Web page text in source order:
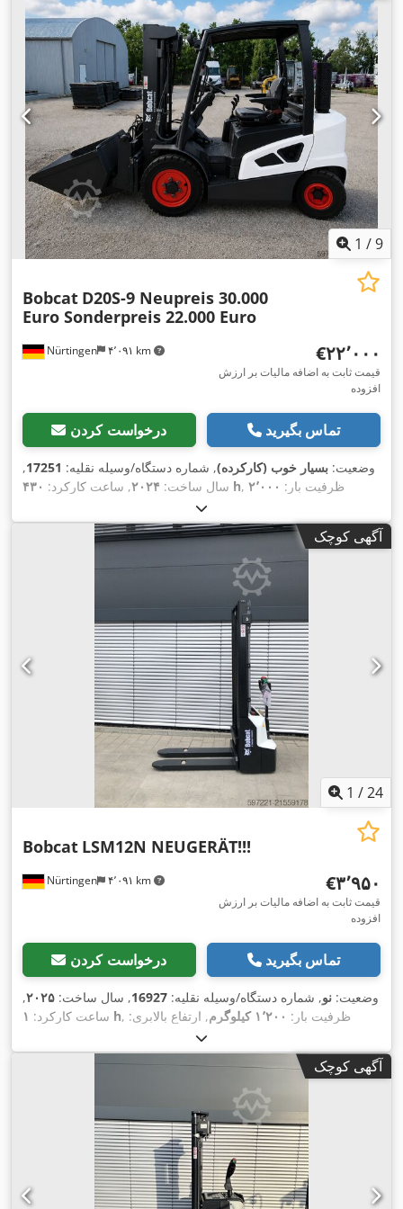
شاخک‌ها: ۲٬۴۰۰ میلی‌متر , وزن خالی: ۱۲٬۴۰۶ کیلوگرم
, نوع سیستم
Diesel,
1 /9
Nürtingen ۴٬۰۹۱ km
Bobcat D20S-9 Neupreis 30.000
Euro Sonderpreis 22.000 Euro
‎€۲۲٬۰۰۰
قیمت ثابت به اضافه مالیات بر ارزش
افزوده
درخواست کردن تماس بگیرید
وضعیت: بسیار خوب (کارکرده), شماره دستگاه/وسیله نقلیه: 17251
,
سال ساخت: ۲۰۲۴, ساعت کارکرد: ۴۳۰ h , ظرفیت بار: ۲٬۰۰۰
۴٬۷۳۰ میلی‌متر
میلی‌متر, مرکز ثقل بار:۵۰۰ میلی‌متر , نوع سوخت:دیزل, نوع دکل:
تریپلکس , ارتفاع سازه:۲٬۱۹۰ میلی‌متر , طول شاخک‌ها:
, اندازه لاستیک جلو:7.00-15 5.50
آگهی کوچک
1 /24
Nürtingen ۴٬۰۹۱ km
Bobcat LSM12N NEUGERÄT!!!
‎€۳٬۹۵۰
قیمت ثابت به اضافه مالیات بر ارزش
افزوده
درخواست کردن تماس بگیرید
وضعیت: نو, شماره دستگاه/وسیله نقلیه: 16927, سال ساخت: ۲۰۲۵,
ساعت کارکرد: ۱ h , ظرفیت بار: ۱٬۲۰۰ کیلوگرم
, ارتفاع بالابری:
۶۰۰ میلی‌متر
دکل:سیمپلکس, ارتفاع سازه:۲٬۲۸۰ میلی‌متر , ولتاژ باتری: ۲۴ V,
طول شاخک‌ها: آگهی کوچک